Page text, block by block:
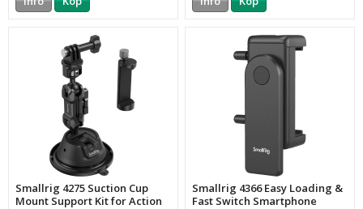
Smallrig 4275 Suction Cup
Mount Support Kit for Action
Smallrig 4366 Easy Loading &
Fast Switch Smartphone